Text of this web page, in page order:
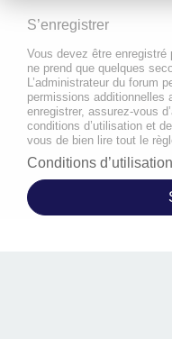
S’enregistrer
Vous devez être enregistré
ne prend que quelques
L’administrateur du forum
permissions additionnelles
enregistrer, assurez-vous
conditions d’utilisation et
vous de bien lire tout le
Conditions d’utilisation